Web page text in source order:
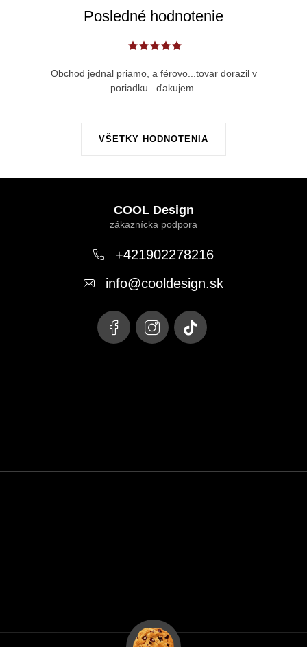
Posledné hodnotenie
VŠETKY HODNOTENIA
Obchod jednal priamo, a férovo...tovar dorazil v
poriadku...ďakujem.
COOL Design
+421902278216
info@cooldesign.sk